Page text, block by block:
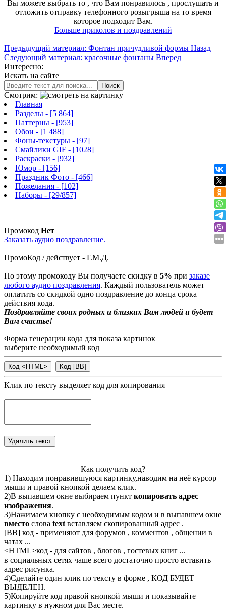
Вы можете выбрать то , что Вам понравилось , прослушать и
отложить отправку телефонного розыгрыша на то время
которое подходит Вам.
Больше приколов и поздравлений
Предыдущий материал: Фонтан причудливой формы Назад
Следующий материал: красочные фонтаны Вперед
Интересно:
Искать на сайте
Поиск
Смотрим:
Главная
Разделы - [5 864]
Паттерны - [953]
Обои - [1 488]
Фоны-текстуры - [97]
Смайлики GIF - [1028]
Раскраски - [932]
Юмор - [156]
Праздник Фото - [466]
Пожелания - [102]
Наборы - [29/857]
Промокод Нет
Заказать аудио поздравление.
ПромоКод / действует - Г.М.Д.
По этому промокоду Вы получаете скидку в 5% при заказе
любого аудио поздравления. Каждый пользователь может
оплатить со скидкой одно поздравление до конца срока
действия кода.
Поздравляйте своих родных и близких Вам людей и будет
Вам счастье!
Форма генерации кода для показа картинок
выберите необходимый код
Клик по тексту выделяет код для копирования
Как получить код?
1) Находим понравившуюся картинку,наводим на неё курсор
мыши и правой кнопкой делаем клик.
2)В выпавшем окне выбираем пункт копировать адрес
изображения.
3)Нажимаем кнопку с необходимым кодом и в выпавшем окне
вместо слова text вставляем скопированный адрес .
[BB] код - применяют для форумов , комментов , общении в
чатах ...
<HTML>код - для сайтов , блогов , гостевых книг ...
в социальных сетях чаше всего достаточно просто вставить
адрес рисунка.
4)Сделайте один клик по тексту в форме , КОД БУДЕТ
ВЫДЕЛЕН.
5)Копируйте код правой кнопкой мыши и показывайте
картинку в нужном для Вас месте.